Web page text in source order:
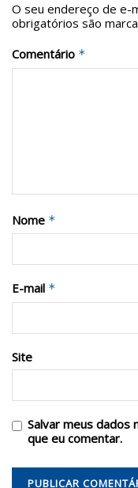
O seu endereço de e-
obrigatórios são
Comentário *
Nome *
E-mail *
Site
Salvar meus dados
que eu comentar.